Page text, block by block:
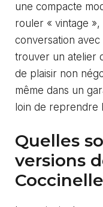
une compacte
rouler « vintage
conversation
trouver un atelier
de plaisir non
même dans un
loin de reprendre
Quelles
versions